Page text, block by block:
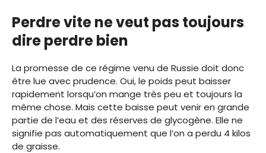
Perdre vite ne veut pas toujours
dire perdre bien
La promesse de ce régime venu de Russie doit donc
être lue avec prudence. Oui, le poids peut baisser
rapidement lorsqu’on mange très peu et toujours la
même chose. Mais cette baisse peut venir en grande
partie de l’eau et des réserves de glycogène. Elle ne
signifie pas automatiquement que l’on a perdu 4 kilos
de graisse.